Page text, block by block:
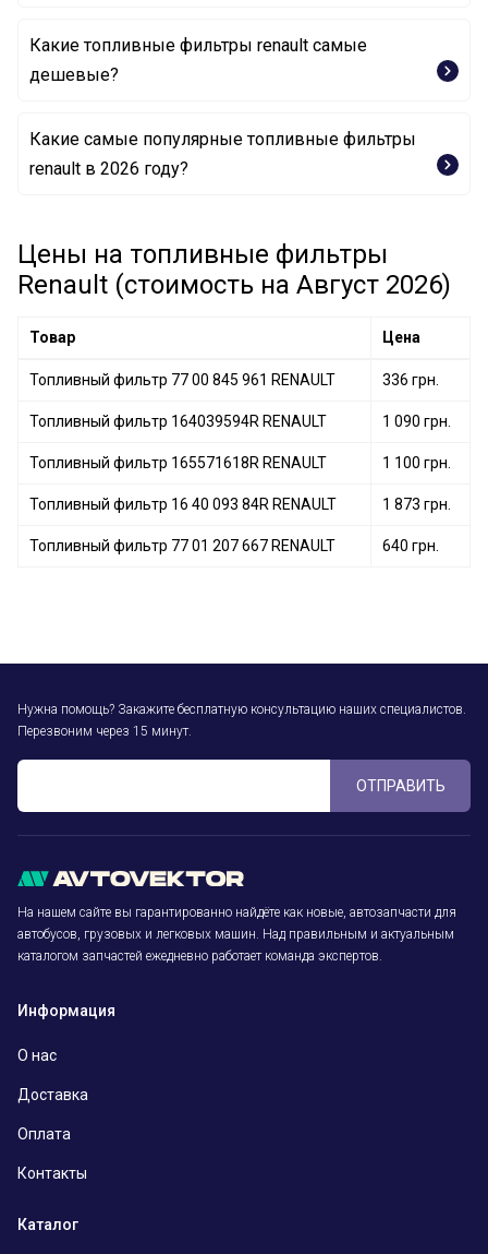
Какие топливные фильтры renault самые
дешевые?
Топливный фильтр 77 01 061 576 RENAULT
Топливный фильтр 77 01 068 107 RENAULT
Какие самые популярные топливные фильтры
renault в 2026 году?
Топливный фильтр 16 40 093 84R RENAULT
Топливный фильтр 16 40 021 37R RENAULT
Топливный фильтр 164004395R RENAULT
Цены на топливные фильтры
Renault (стоимость на Август 2026)
Товар Цена
Топливный фильтр 77 00 845 961 RENAULT 336 грн.
Топливный фильтр 164039594R RENAULT 1 090 грн.
Топливный фильтр 165571618R RENAULT 1 100 грн.
Топливный фильтр 16 40 093 84R RENAULT 1 873 грн.
Топливный фильтр 77 01 207 667 RENAULT 640 грн.
Нужна помощь? Закажите бесплатную консультацию наших специалистов.
Перезвоним через 15 минут.
ОТПРАВИТЬ
На нашем сайте вы гарантированно найдёте как новые, автозапчасти для
автобусов, грузовых и легковых машин. Над правильным и актуальным
каталогом запчастей ежедневно работает команда экспертов.
Информация
О нас
Доставка
Оплата
Контакты
Каталог